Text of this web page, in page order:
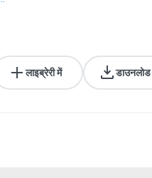
लाइब्रेरी में